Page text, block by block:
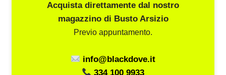
Acquista direttamente dal nostro
magazzino di Busto Arsizio
Previo appuntamento.
info@blackdove.it
334 100 9933